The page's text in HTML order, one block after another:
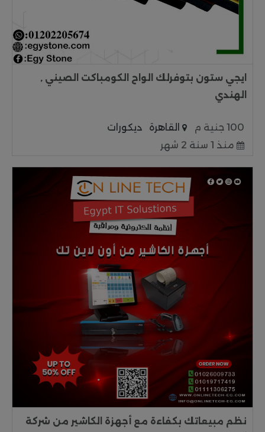
ايجي ستون بتوفرلك الواح الكومباكت الصيني ,
الهندي
100 جنية م القاهرة
ديكورات
منذ 1 سنة 2 شهر
نظم مبيعاتك بكفاءة مع أجهزة الكاشير من شركة